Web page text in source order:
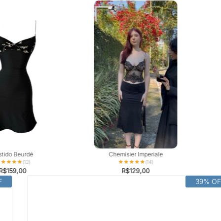
Beurdé
(13)
159,00
Chemisier Imperiale
★★★★★
★★★★★(14)
R$129,00
39%